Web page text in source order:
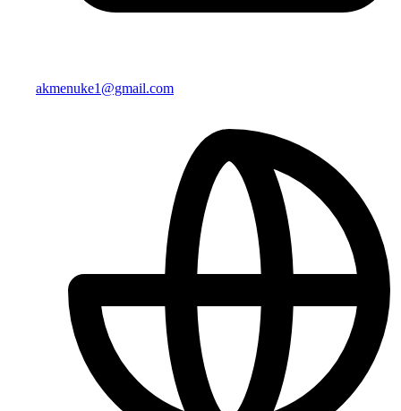
akmenuke1@gmail.com